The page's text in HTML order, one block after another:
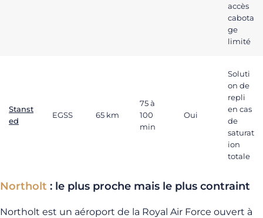
accès
cabota
ge
limité
Stanst
ed
EGSS 65 km
75 à
100
min
Oui
Soluti
on de
repli
en cas
de
saturat
ion
totale
Northolt : le plus proche mais le plus contraint
Northolt est un aéroport de la Royal Air Force ouvert à